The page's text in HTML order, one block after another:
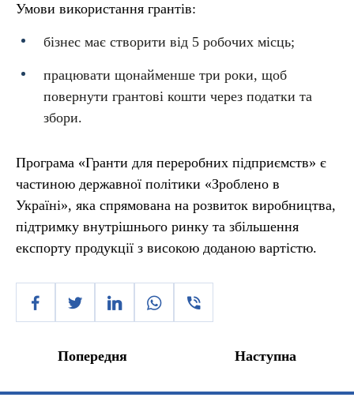
Умови використання грантів:
бізнес має створити від 5 робочих місць;
працювати щонайменше три роки, щоб
повернути грантові кошти через податки та
збори.
Програма «Гранти для переробних підприємств» є
частиною державної політики «Зроблено в
Україні», яка спрямована на розвиток виробництва,
підтримку внутрішнього ринку та збільшення
експорту продукції з високою доданою вартістю.
Попередня Наступна